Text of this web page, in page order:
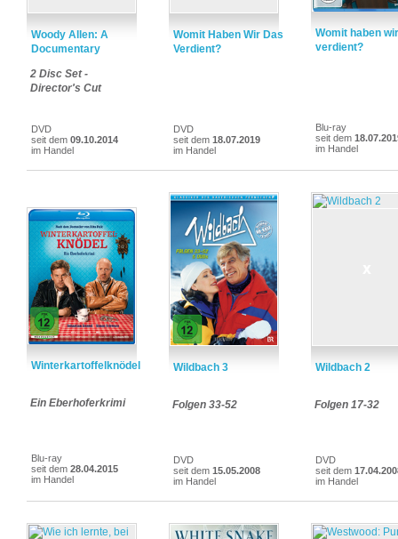
Woody Allen: A
Documentary
2 Disc Set -
Director's Cut
DVD
seit dem 09.10.2014
im Handel
Womit Haben Wir Das
Verdient?
DVD
seit dem 18.07.2019
im Handel
Womit haben
verdient?
Blu-ray
seit dem
im Handel
Winterkartoffelknödel
Ein Eberhoferkrimi
Blu-ray
seit dem 28.04.2015
im Handel
Wildbach 3
Folgen 33-52
DVD
seit dem 15.05.2008
im Handel
Wildbach 2
Folgen 17-32
DVD
seit dem
im Handel